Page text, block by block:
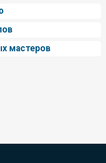
мастеров